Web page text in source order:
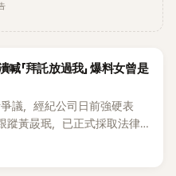
「拜託放過我」 爆料女曾是
議，經紀公司日前強硬表
蹤黃晸珉，已正式採取法律
透過社群平台公開爆料，反